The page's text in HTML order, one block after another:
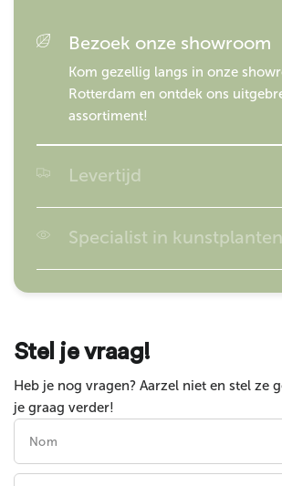
Bezoek onze showroom
Kom gezellig langs in onze
Rotterdam en ontdek ons
assortiment!
Levertijd
Specialist in kunstplanten
Stel je vraag!
Heb je nog vragen? Aarzel niet en stel ze
je graag verder!
Nom